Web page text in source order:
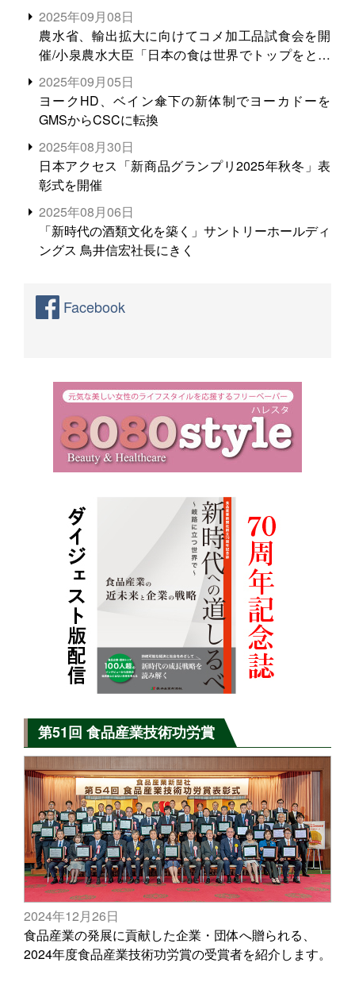
2025年09月08日
農水省、輸出拡大に向けてコメ加工品試食会を開
催/小泉農水大臣「日本の食は世界でトップをとれ
る。米増産に向けて、米輸出需要の拡大を」
2025年09月05日
ヨークHD、ベイン傘下の新体制でヨーカドーを
GMSからCSCに転換
2025年08月30日
日本アクセス「新商品グランプリ2025年秋冬」表
彰式を開催
2025年08月06日
「新時代の酒類文化を築く」サントリーホールディ
ングス 鳥井信宏社長にきく
Facebook
第51回 食品産業技術功労賞
2024年12月26日
食品産業の発展に貢献した企業・団体へ贈られる、
2024年度食品産業技術功労賞の受賞者を紹介します。